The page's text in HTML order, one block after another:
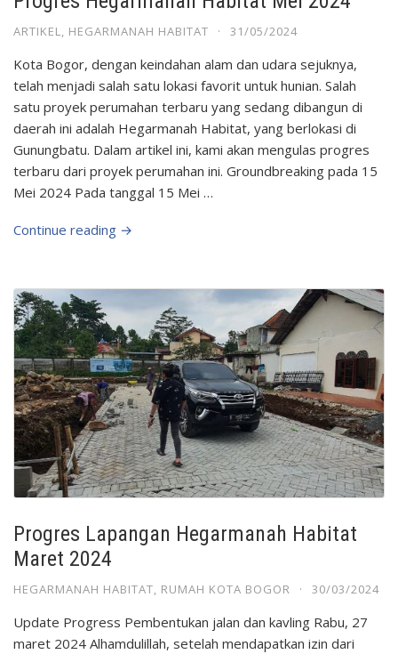
ARTIKEL HEGARMANAH HABITAT · 31/05/2024
Kota Bogor, dengan keindahan alam dan udara sejuknya,
telah menjadi salah satu lokasi favorit untuk hunian. Salah
satu proyek perumahan terbaru yang sedang dibangun di
daerah ini adalah Hegarmanah Habitat, yang berlokasi di
Gunungbatu. Dalam artikel ini, kami akan mengulas progres
terbaru dari proyek perumahan ini. Groundbreaking pada 15
Mei 2024 Pada tanggal 15 Mei …
Continue reading →
Progres Lapangan Hegarmanah Habitat
Maret 2024
HEGARMANAH HABITAT RUMAH KOTA BOGOR · 30/03/2024
Update Progress Pembentukan jalan dan kavling Rabu, 27
maret 2024 Alhamdulillah, setelah mendapatkan izin dari